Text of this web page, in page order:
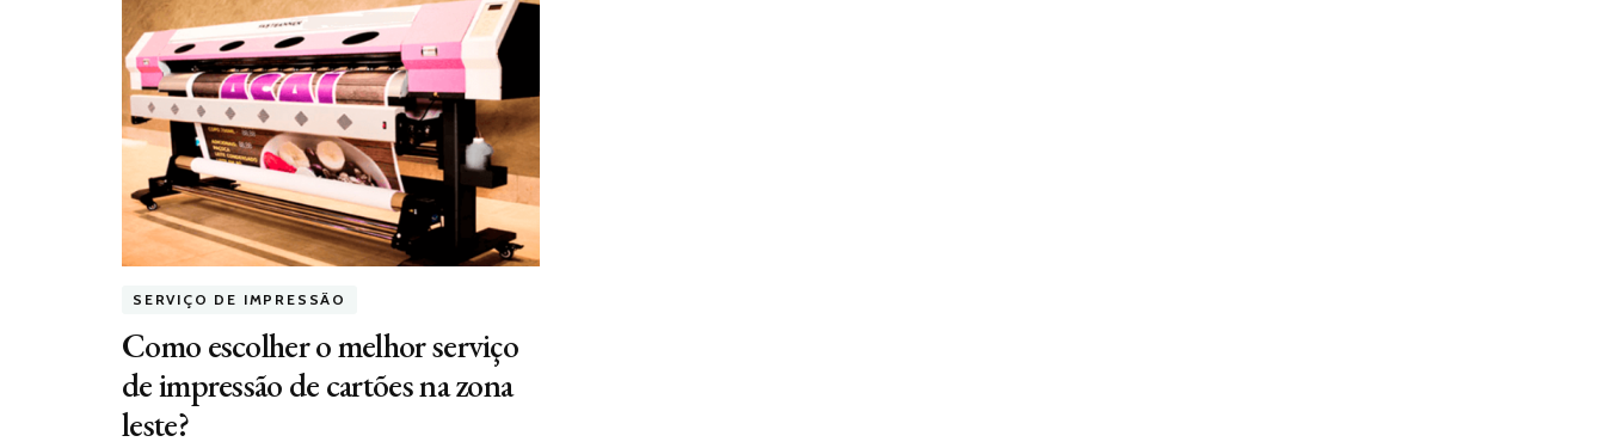
SERVIÇO DE IMPRESSÃO
Como escolher o melhor serviço
de impressão de cartões na zona
leste?